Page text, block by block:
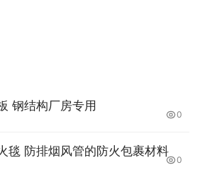
钢结构厂房专用
0
毯 防排烟风管的防火包裹材料
0